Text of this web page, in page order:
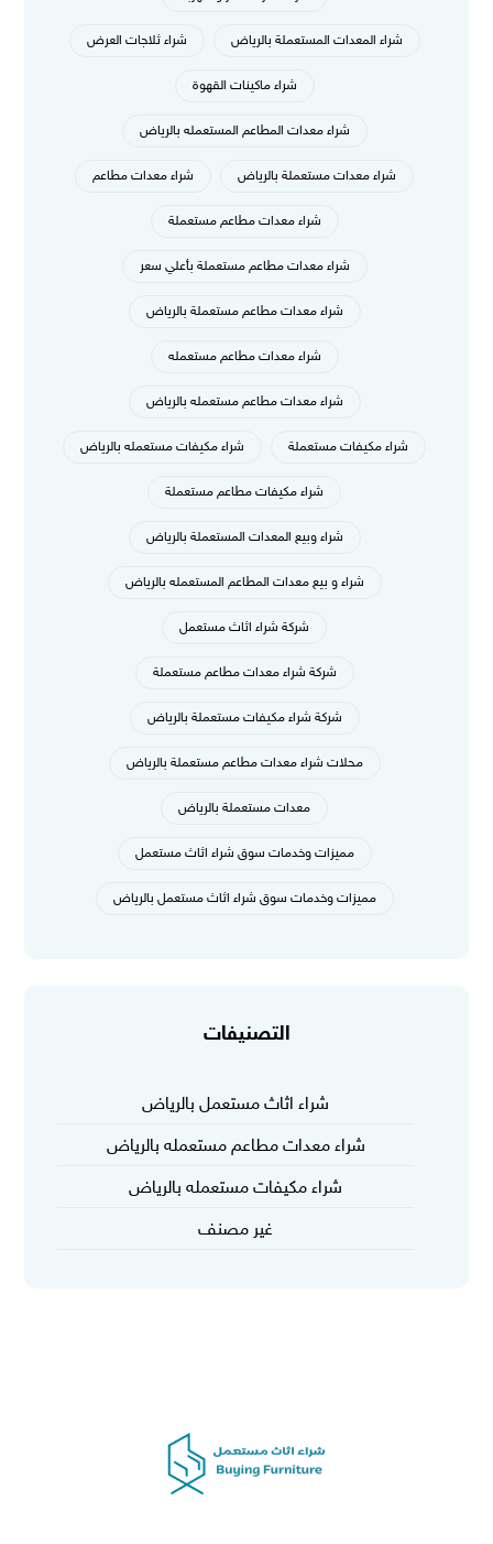
شراء المعدات المستعملة بالرياض شراء ثلاجات العرض
شراء ماكينات القهوة
شراء معدات المطاعم المستعمله بالرياض
شراء معدات مستعملة بالرياض شراء معدات مطاعم
شراء معدات مطاعم مستعملة
شراء معدات مطاعم مستعملة بأعلي سعر
شراء معدات مطاعم مستعملة بالرياض
شراء معدات مطاعم مستعمله
شراء معدات مطاعم مستعمله بالرياض
شراء مكيفات مستعملة شراء مكيفات مستعمله بالرياض
شراء مكيفات مطاعم مستعملة
شراء وبيع المعدات المستعملة بالرياض
شراء و بيع معدات المطاعم المستعمله بالرياض
شركة شراء اثاث مستعمل
شركة شراء معدات مطاعم مستعملة
شركة شراء مكيفات مستعملة بالرياض
محلات شراء معدات مطاعم مستعملة بالرياض
معدات مستعملة بالرياض
مميزات وخدمات سوق شراء اثاث مستعمل
مميزات وخدمات سوق شراء اثاث مستعمل بالرياض
التصنيفات
شراء اثاث مستعمل بالرياض
شراء معدات مطاعم مستعمله بالرياض
شراء مكيفات مستعمله بالرياض
غير مصنف